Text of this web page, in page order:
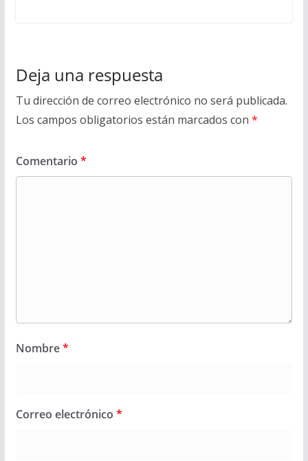
Deja una respuesta
Tu dirección de correo electrónico no será publicada.
Los campos obligatorios están marcados con *
Comentario *
Nombre*
Correo electrónico *